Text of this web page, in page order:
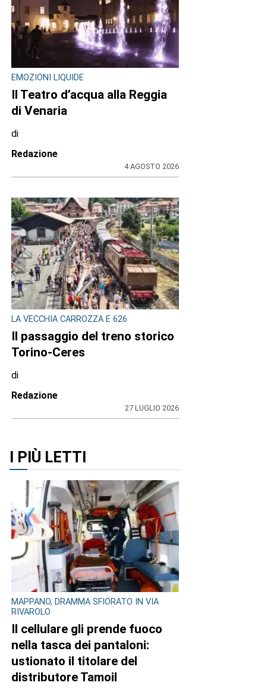
EMOZIONI LIQUIDE
Il Teatro d’acqua alla Reggia
di Venaria
di
Redazione
4 AGOSTO 2026
LA VECCHIA CARROZZA E 626
Il passaggio del treno storico
Torino-Ceres
di
Redazione
27 LUGLIO 2026
I PIÙ LETTI
MAPPANO, DRAMMA SFIORATO IN VIA
RIVAROLO
Il cellulare gli prende fuoco
nella tasca dei pantaloni:
ustionato il titolare del
distributore Tamoil